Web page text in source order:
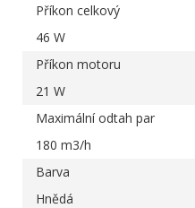
Příkon celkový
46 W
Příkon motoru
21 W
Maximální odtah par
180 m3/h
Barva
Hnědá